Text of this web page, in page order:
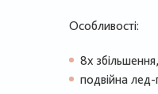
Особливості:
8х
подвійна лед-